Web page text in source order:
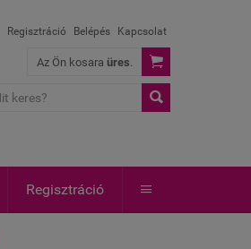
Regisztráció Belépés Kapcsolat
Az Ön kosara üres.


Regisztráció 